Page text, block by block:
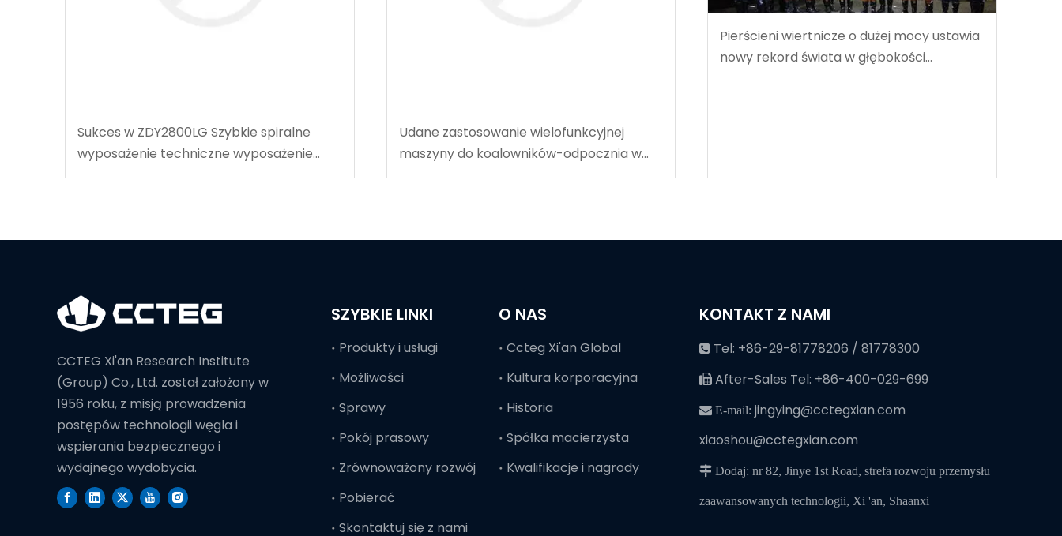
Sukces w ZDY2800LG Szybkie spiralne
wyposażenie techniczne wyposażenie
techniczne
Udane zastosowanie wielofunkcyjnej
maszyny do koalowników-odpocznia w
węgla w Tingnan
Pierścieni wiertnicze o dużej mocy ustawia
nowy rekord świata w głębokości
CCTEG Xi'an Research Institute
(Group) Co., Ltd. został założony w
1956 roku, z misją prowadzenia
postępów technologii węgla i
wspierania bezpiecznego i
wydajnego wydobycia.
SZYBKIE LINKI
Produkty i usługi
Możliwości
Sprawy
Pokój prasowy
Zrównoważony rozwój
Pobierać
Skontaktuj się z nami
O NAS
Ccteg Xi'an Global
Kultura korporacyjna
Historia
Spółka macierzysta
Kwalifikacje i nagrody
KONTAKT Z NAMI
 Tel: +86-29-81778206 / 81778300
 After-Sales Tel: +86-400-029-699
 E-mail: jingying@cctegxian.com
xiaoshou@cctegxian.com
 Dodaj: nr 82, Jinye 1st Road, strefa rozwoju przemysłu
zaawansowanych technologii, Xi 'an, Shaanxi